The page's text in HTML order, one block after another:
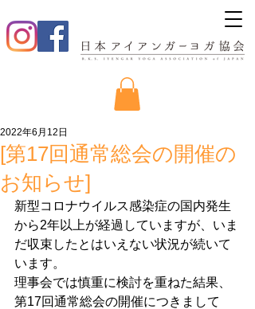
[第17回通常総会の開催の
お知らせ]
2022年6月12日
新型コロナウイルス感染症の国内発生
から2年以上が経過していますが、いま
だ収束したとはいえない状況が続いて
います。
理事会では慎重に検討を重ねた結果、
第17回通常総会の開催につきまして